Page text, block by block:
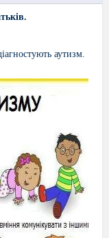
аутизм.